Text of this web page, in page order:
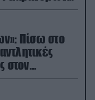
Πίσω στο